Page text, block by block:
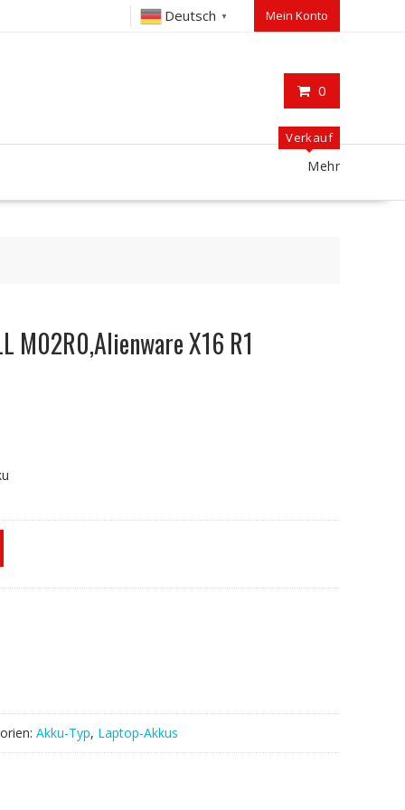
Deutsch ▼ Mein Konto
0
Verkauf
Mehr
M02R0,Alienware X16 R1
Akku-Typ, Laptop-Akkus